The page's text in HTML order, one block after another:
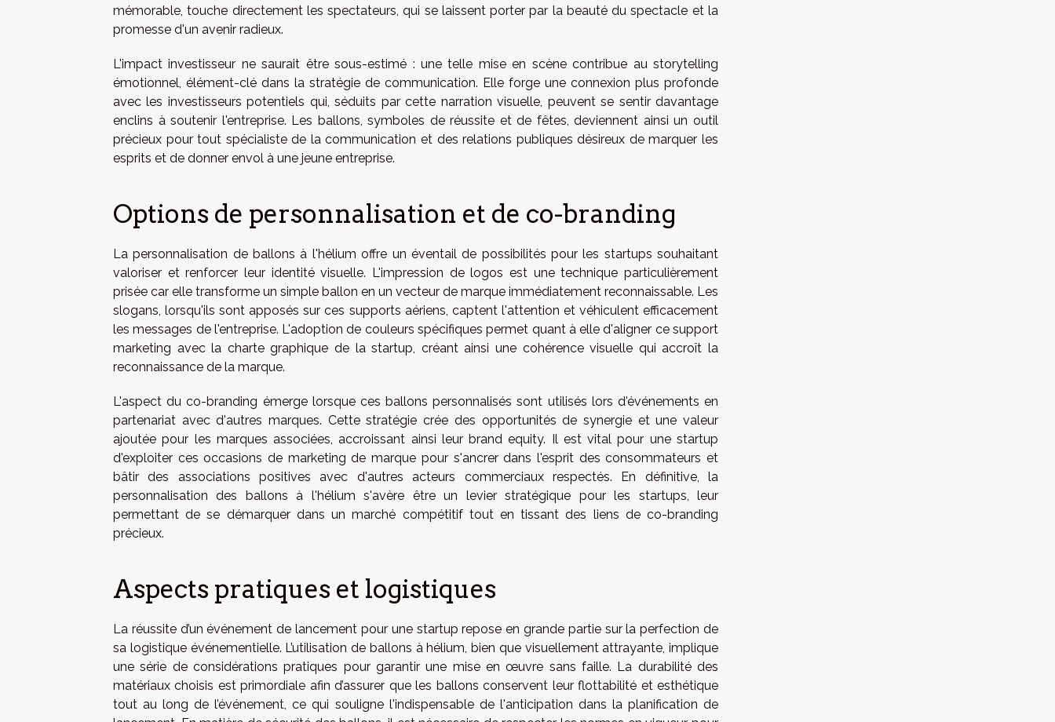
mémorable, touche directement les spectateurs, qui se laissent porter par la beauté du spectacle et la
promesse d'un avenir radieux.
L'impact investisseur ne saurait être sous-estimé : une telle mise en scène contribue au storytelling
émotionnel, élément-clé dans la stratégie de communication. Elle forge une connexion plus profonde
avec les investisseurs potentiels qui, séduits par cette narration visuelle, peuvent se sentir davantage
enclins à soutenir l'entreprise. Les ballons, symboles de réussite et de fêtes, deviennent ainsi un outil
précieux pour tout spécialiste de la communication et des relations publiques désireux de marquer les
esprits et de donner envol à une jeune entreprise.
Options de personnalisation et de co-branding
La personnalisation de ballons à l'hélium offre un éventail de possibilités pour les startups souhaitant
valoriser et renforcer leur identité visuelle. L'impression de logos est une technique particulièrement
prisée car elle transforme un simple ballon en un vecteur de marque immédiatement reconnaissable. Les
slogans, lorsqu'ils sont apposés sur ces supports aériens, captent l'attention et véhiculent efficacement
les messages de l'entreprise. L'adoption de couleurs spécifiques permet quant à elle d'aligner ce support
marketing avec la charte graphique de la startup, créant ainsi une cohérence visuelle qui accroît la
reconnaissance de la marque.
L'aspect du co-branding émerge lorsque ces ballons personnalisés sont utilisés lors d'événements en
partenariat avec d'autres marques. Cette stratégie crée des opportunités de synergie et une valeur
ajoutée pour les marques associées, accroissant ainsi leur brand equity. Il est vital pour une startup
d'exploiter ces occasions de marketing de marque pour s'ancrer dans l'esprit des consommateurs et
bâtir des associations positives avec d'autres acteurs commerciaux respectés. En définitive, la
personnalisation des ballons à l'hélium s'avère être un levier stratégique pour les startups, leur
permettant de se démarquer dans un marché compétitif tout en tissant des liens de co-branding
précieux.
Aspects pratiques et logistiques
La réussite d’un événement de lancement pour une startup repose en grande partie sur la perfection de
sa logistique événementielle. L’utilisation de ballons à hélium, bien que visuellement attrayante, implique
une série de considérations pratiques pour garantir une mise en œuvre sans faille. La durabilité des
matériaux choisis est primordiale afin d’assurer que les ballons conservent leur flottabilité et esthétique
tout au long de l’événement, ce qui souligne l'indispensable de l'anticipation dans la planification de